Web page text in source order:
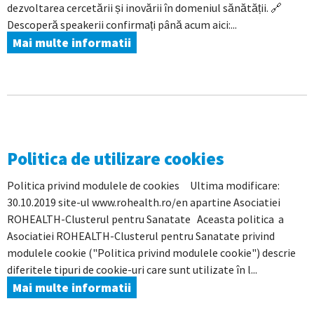
dezvoltarea cercetării și inovării în domeniul sănătății. 🔗
Descoperă speakerii confirmați până acum aici:...
Mai multe informatii
Politica de utilizare cookies
Politica privind modulele de cookies Ultima modificare:
30.10.2019 site-ul www.rohealth.ro/en apartine Asociatiei
ROHEALTH-Clusterul pentru Sanatate Aceasta politica a
Asociatiei ROHEALTH-Clusterul pentru Sanatate privind
modulele cookie ("Politica privind modulele cookie") descrie
diferitele tipuri de cookie-uri care sunt utilizate în l...
Mai multe informatii